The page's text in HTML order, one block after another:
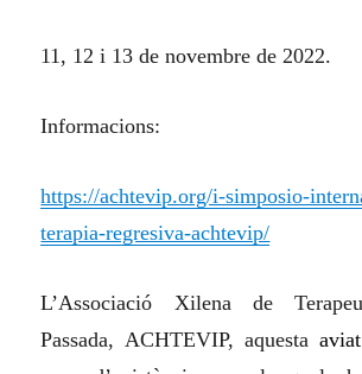
11, 12 i 13 de novembre de 2022.
Informacions:
https://achtevip.org/i-simposio-
terapia-regresiva-achtevip/
L’Associació Xilena de
Passada, ACHTEVIP, aquesta aviat